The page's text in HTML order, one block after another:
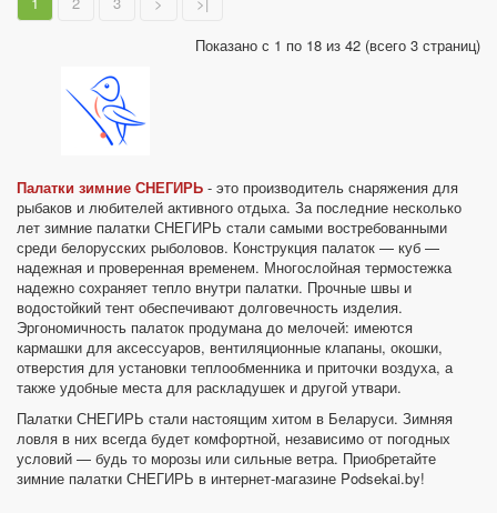
Палатки зимние СНЕГИРЬ - это производитель снаряжения для
рыбаков и любителей активного отдыха. За последние несколько
лет зимние палатки СНЕГИРЬ стали самыми востребованными
среди белорусских рыболовов. Конструкция палаток — куб —
надежная и проверенная временем. Многослойная термостежка
надежно сохраняет тепло внутри палатки. Прочные швы и
водостойкий тент обеспечивают долговечность изделия.
Эргономичность палаток продумана до мелочей: имеются
кармашки для аксессуаров, вентиляционные клапаны, окошки,
отверстия для установки теплообменника и приточки воздуха, а
также удобные места для раскладушек и другой утвари.
Палатки СНЕГИРЬ стали настоящим хитом в Беларуси. Зимняя
ловля в них всегда будет комфортной, независимо от погодных
условий — будь то морозы или сильные ветра. Приобретайте
зимние палатки СНЕГИРЬ в интернет-магазине Podsekai.by!
Показано с 1 по 18 из 42 (всего 3 страниц)